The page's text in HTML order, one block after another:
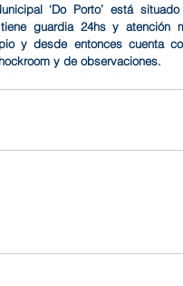
‘Do Porto’ está
guardia 24hs y atención
y desde entonces cuenta
y de observaciones.